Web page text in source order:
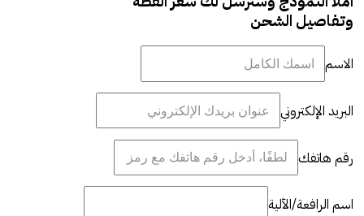
وتفاصيل الشحن
الاسم
البريد الإلكتروني
رقم هاتفك
اسم الرافعة/الآلية